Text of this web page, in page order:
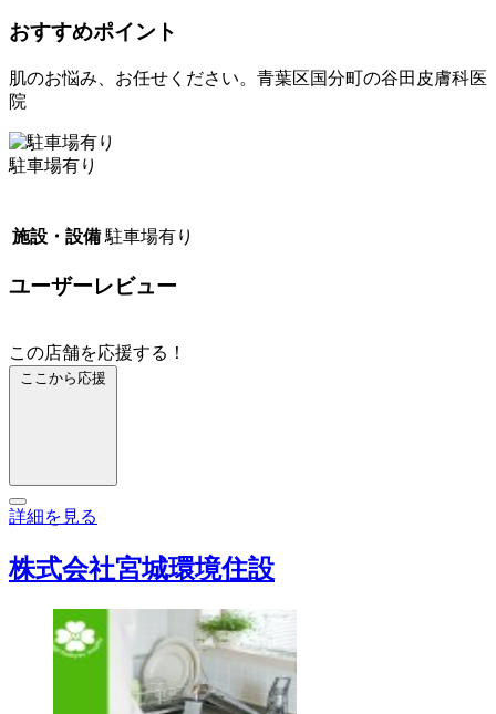
おすすめポイント
肌のお悩み、お任せください。青葉区国分町の谷田皮膚科医
院
駐車場有り
施設・設備 駐車場有り
ユーザーレビュー
この店舗を応援する！
ここから応援
詳細を見る
株式会社宮城環境住設